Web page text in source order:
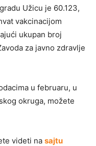
Užicu je 60.123,
vakcinacijom
ukupan broj
za javno zdravlje
u februaru, u
okruga, možete
videti na sajtu